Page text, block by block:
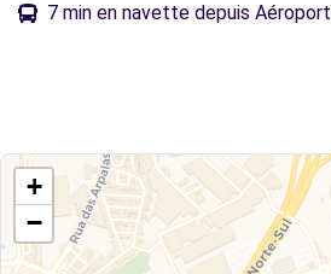
7 min en navette depuis
+
−